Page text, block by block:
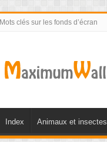
Mots clés sur les fonds d’écran
Index Animaux et insectes